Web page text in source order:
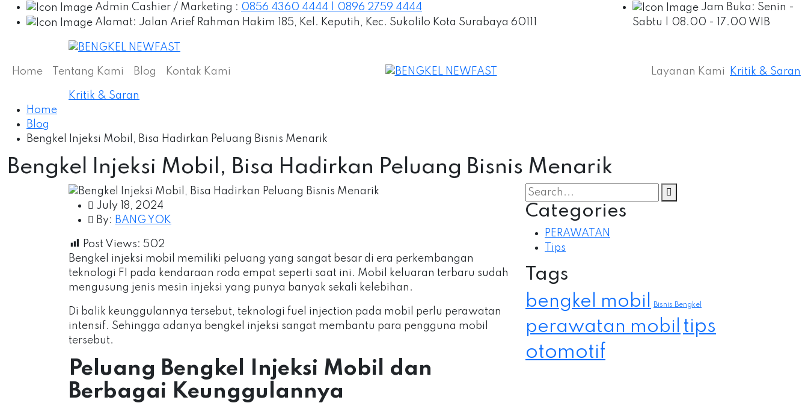
Admin Cashier / Marketing : 0856 4360 4444 | 0896 2759 4444
Alamat: Jalan Arief Rahman Hakim 185, Kel. Keputih, Kec. Sukolilo Kota Surabaya 60111
Jam Buka: Senin -
Sabtu | 08.00 - 17.00 WIB
Home Tentang Kami Blog Kontak Kami Layanan Kami Kritik & Saran
Kritik & Saran
Home
Blog
Bengkel Injeksi Mobil, Bisa Hadirkan Peluang Bisnis Menarik
Bengkel Injeksi Mobil, Bisa Hadirkan Peluang Bisnis Menarik
July 18, 2024
By: BANG YOK
Post Views: 502
Bengkel injeksi mobil memiliki peluang yang sangat besar di era perkembangan
teknologi FI pada kendaraan roda empat seperti saat ini. Mobil keluaran terbaru sudah
mengusung jenis mesin injeksi yang punya banyak sekali kelebihan.
Di balik keunggulannya tersebut, teknologi fuel injection pada mobil perlu perawatan
intensif. Sehingga adanya bengkel injeksi sangat membantu para pengguna mobil
tersebut.
Peluang Bengkel Injeksi Mobil dan
Berbagai Keunggulannya
Categories
PERAWATAN
Tips
Tags
bengkel mobil
Bisnis Bengkel
perawatan mobil tips
otomotif